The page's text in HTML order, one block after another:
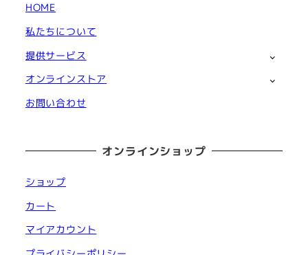
HOME
私たちについて
提供サービス
オンラインストア
お問い合わせ
オンラインショップ
ショップ
カート
マイアカウント